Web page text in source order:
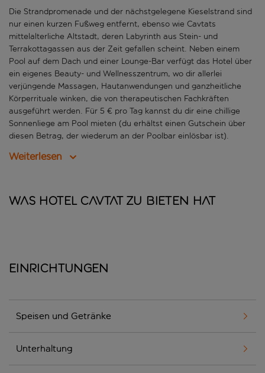
Die Strandpromenade und der nächstgelegene Kieselstrand sind
nur einen kurzen Fußweg entfernt, ebenso wie Cavtats
mittelalterliche Altstadt, deren Labyrinth aus Stein- und
Terrakottagassen aus der Zeit gefallen scheint. Neben einem
Pool auf dem Dach und einer Lounge-Bar verfügt das Hotel über
ein eigenes Beauty- und Wellnesszentrum, wo dir allerlei
verjüngende Massagen, Hautanwendungen und ganzheitliche
Körperrituale winken, die von therapeutischen Fachkräften
ausgeführt werden. Für 5 € pro Tag kannst du dir eine chillige
Sonnenliege am Pool mieten (du erhältst einen Gutschein über
diesen Betrag, der wiederum an der Poolbar einlösbar ist).
Weiterlesen
Was Hotel Cavtat zu bieten hat
Einrichtungen
Speisen und Getränke
Unterhaltung